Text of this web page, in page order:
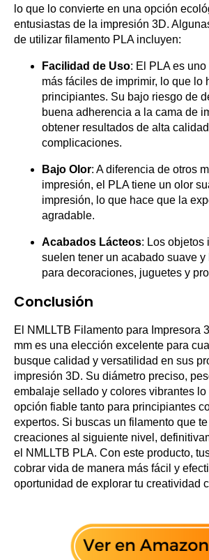
lo que lo convierte en una opción
entusiastas de la impresión 3D.
de utilizar filamento PLA incluyen:
Facilidad de Uso: El PLA es
más fáciles de imprimir, lo que lo
principiantes. Su bajo riesgo de
buena adherencia a la cama de
obtener resultados de alta
complicaciones.
Bajo Olor: A diferencia de otros
impresión, el PLA tiene un olor
impresión, lo que hace que la
agradable.
Acabados Lácteos: Los objetos
suelen tener un acabado suave y
para decoraciones, juguetes y
Conclusión
El NMLLTB Filamento para Impresora
mm es una elección excelente para
busque calidad y versatilidad en sus
impresión 3D. Su diámetro preciso,
embalaje sellado y colores vibrantes
opción fiable tanto para principiantes
expertos. Si buscas un filamento que
creaciones al siguiente nivel,
el NMLLTB PLA. Con este producto,
cobrar vida de manera más fácil y
oportunidad de explorar tu creatividad